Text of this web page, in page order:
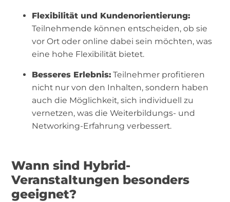
Flexibilität und Kundenorientierung:
Teilnehmende können entscheiden, ob sie
vor Ort oder online dabei sein möchten, was
eine hohe Flexibilität bietet.
Besseres Erlebnis:Teilnehmer profitieren
nicht nur von den Inhalten, sondern haben
auch die Möglichkeit, sich individuell zu
vernetzen, was die Weiterbildungs- und
Networking-Erfahrung verbessert.
Wann sind Hybrid-
Veranstaltungen besonders
geeignet?